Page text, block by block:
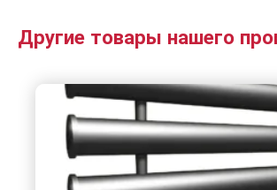
Другие товары нашего